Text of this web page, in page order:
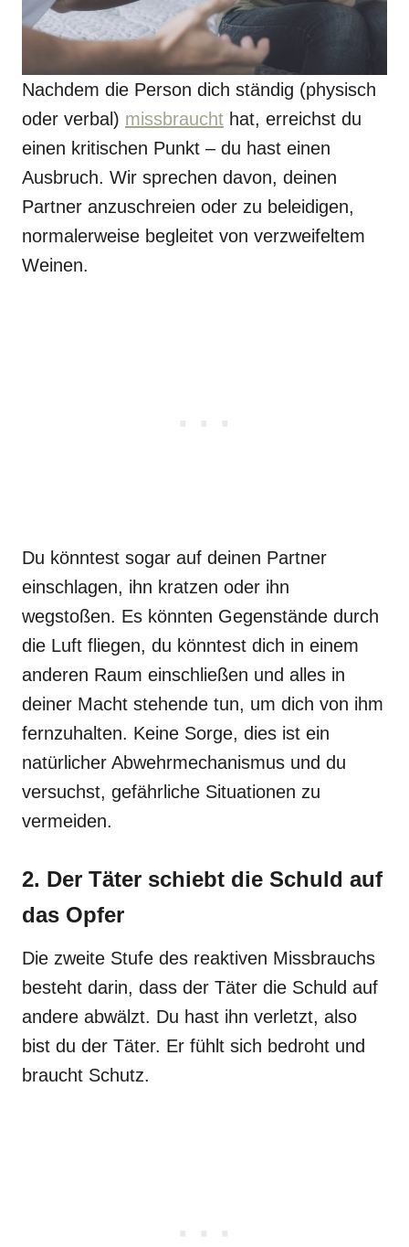
Nachdem die Person dich ständig (physisch
oder verbal) missbraucht hat, erreichst du
einen kritischen Punkt – du hast einen
Ausbruch. Wir sprechen davon, deinen
Partner anzuschreien oder zu beleidigen,
normalerweise begleitet von verzweifeltem
Weinen.
Du könntest sogar auf deinen Partner
einschlagen, ihn kratzen oder ihn
wegstoßen. Es könnten Gegenstände durch
die Luft fliegen, du könntest dich in einem
anderen Raum einschließen und alles in
deiner Macht stehende tun, um dich von ihm
fernzuhalten. Keine Sorge, dies ist ein
natürlicher Abwehrmechanismus und du
versuchst, gefährliche Situationen zu
vermeiden.
2. Der Täter schiebt die Schuld auf
das Opfer
Die zweite Stufe des reaktiven Missbrauchs
besteht darin, dass der Täter die Schuld auf
andere abwälzt. Du hast ihn verletzt, also
bist du der Täter. Er fühlt sich bedroht und
braucht Schutz.